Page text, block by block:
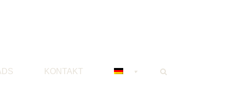
KONTAKT